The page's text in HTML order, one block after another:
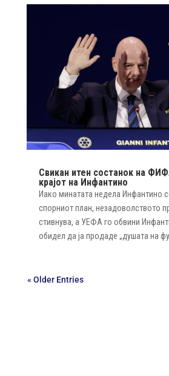
Свикан итен состанок на
крајот на Инфантино
Иако минатата недела Инфантино
спорниот план, незадоволството
стивнува, а УЕФА го обвини
обидел да ја продаде „душата на
« Older Entries